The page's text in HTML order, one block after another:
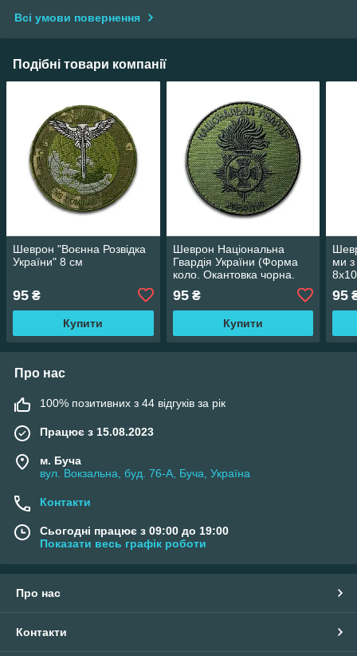
Всі умови повернення
Подібні товари компанії
Шеврон "Воєнна Розвідка
України" 8 см
95 ₴
Купити
Шеврон Національна
Гвардія України (Форма
коло. Окантовка чорна.
95₴
Купити
ми з
95
Про нас
100% позитивних з 44 відгуків за рік
Працює з 15.08.2023
м. Буча
вул. Вокзальна, буд. 76-А, Буча, Україна
Контакти
Сьогодні працює з 09:00 до 19:00
Показати весь графік роботи
Про нас
Контакти